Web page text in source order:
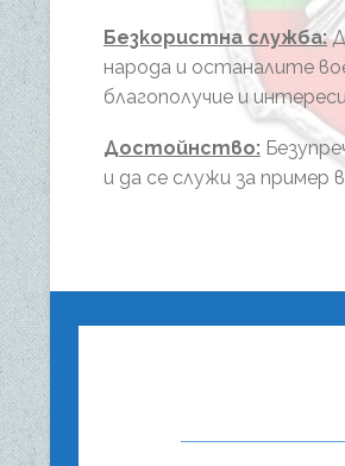
Безкористна служба:
народа и останалите
благополучие и
Достойнство:
и да се служи за